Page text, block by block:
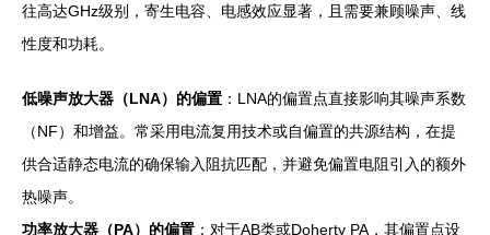
往高达GHz级别，寄生电容、电感效应显著，且需要兼顾噪声、线
性度和功耗。
低噪声放大器（LNA）的偏置 ：LNA的偏置点直接影响其噪声系数
（NF）和增益。常采用电流复用技术或自偏置的共源结构，在提
供合适静态电流的确保输入阻抗匹配，并避免偏置电阻引入的额外
热噪声。
功率放大器（PA）的偏置 ：对于AB类或Doherty PA，其偏置点设